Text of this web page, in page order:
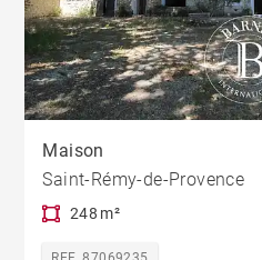
Maison
Saint-Rémy-de-Provence
248 m²